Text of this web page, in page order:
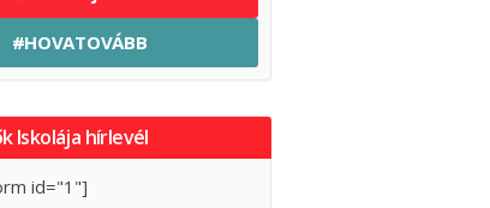
#HOVATOVÁBB
Iskolája hírlevél
id="1"]